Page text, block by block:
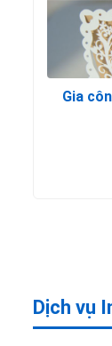
Gia
Dịch vụ